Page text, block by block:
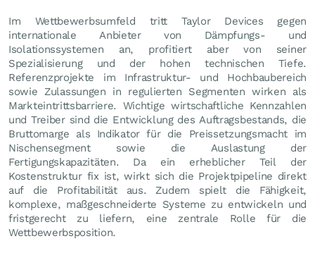
Im Wettbewerbsumfeld tritt Taylor Devices gegen
internationale Anbieter von Dämpfungs- und
Isolationssystemen an, profitiert aber von seiner
Spezialisierung und der hohen technischen Tiefe.
Referenzprojekte im Infrastruktur- und Hochbaubereich
sowie Zulassungen in regulierten Segmenten wirken als
Markteintrittsbarriere. Wichtige wirtschaftliche Kennzahlen
und Treiber sind die Entwicklung des Auftragsbestands, die
Bruttomarge als Indikator für die Preissetzungsmacht im
Nischensegment sowie die Auslastung der
Fertigungskapazitäten. Da ein erheblicher Teil der
Kostenstruktur fix ist, wirkt sich die Projektpipeline direkt
auf die Profitabilität aus. Zudem spielt die Fähigkeit,
komplexe, maßgeschneiderte Systeme zu entwickeln und
fristgerecht zu liefern, eine zentrale Rolle für die
Wettbewerbsposition.